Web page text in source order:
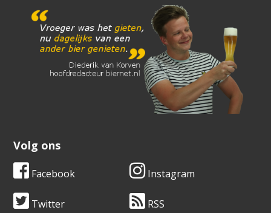
Volg ons
Facebook Instagram
Twitter RSS